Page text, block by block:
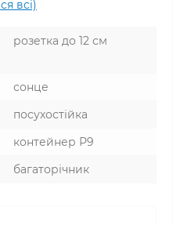
всі)
розетка до 12 см
сонце
посухостійка
контейнер Р9
багаторічник